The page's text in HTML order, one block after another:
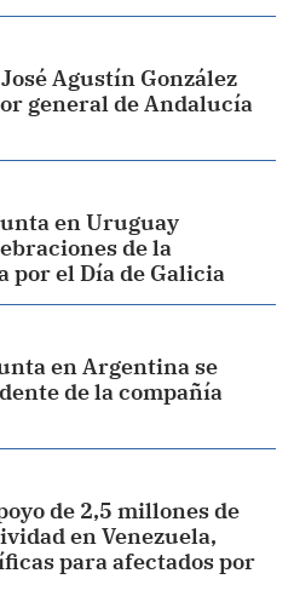
Agustín González
general de Andalucía
en Uruguay
de la
por el Día de Galicia
en Argentina se
de la compañía
de 2,5 millones de
en Venezuela,
para afectados por